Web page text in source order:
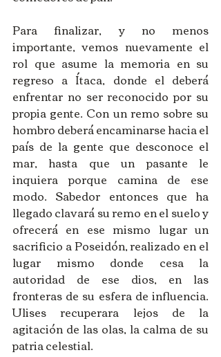
Para finalizar, y no menos
importante, vemos nuevamente el
rol que asume la memoria en su
regreso a Ítaca, donde el deberá
enfrentar no ser reconocido por su
propia gente. Con un remo sobre su
hombro deberá encaminarse hacia el
país de la gente que desconoce el
mar, hasta que un pasante le
inquiera porque camina de ese
modo. Sabedor entonces que ha
llegado clavará su remo en el suelo y
ofrecerá en ese mismo lugar un
sacrificio a Poseidón, realizado en el
lugar mismo donde cesa la
autoridad de ese dios, en las
fronteras de su esfera de influencia.
Ulises recuperara lejos de la
agitación de las olas, la calma de su
patria celestial.